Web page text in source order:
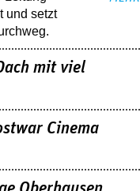
und setzt
mit viel
Cinema